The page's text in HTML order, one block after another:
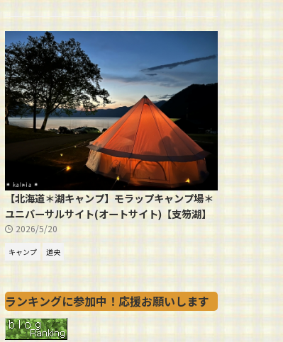
【北海道＊湖キャンプ】モラップキャンプ場＊
ユニバーサルサイト(オートサイト)【支笏湖】
2026/5/20
キャンプ 道央
ランキングに参加中！応援お願いします